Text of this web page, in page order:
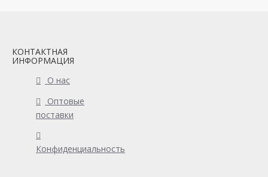
КОНТАКТНАЯ
ИНФОРМАЦИЯ
О нас
Оптовые
поставки
Конфиденциальность